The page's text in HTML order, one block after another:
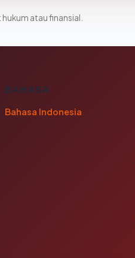
atau finansial.
BAHASA
Bahasa Indonesia